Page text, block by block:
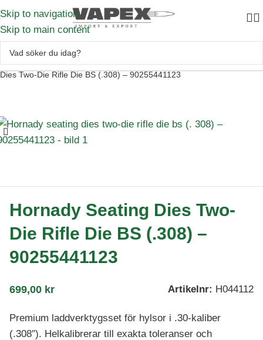
Skip to navigation
Skip to main content
Dies Two-Die Rifle Die BS (.308) – 90255441123
Hornady Seating Dies Two-
Die Rifle Die BS (.308) –
90255441123
699,00 kr Artikelnr: H044112
Premium laddverktygsset för hylsor i .30-kaliber
(.308″). Helkalibrerar till exakta toleranser och